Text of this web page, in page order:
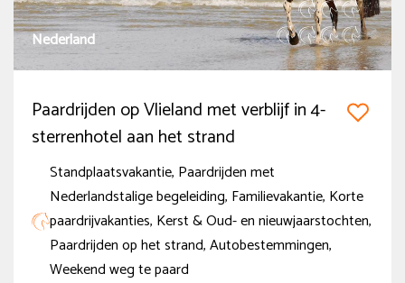
Nederland
Paardrijden op Vlieland met verblijf in 4-
sterrenhotel aan het strand
Standplaatsvakantie, Paardrijden met
Nederlandstalige begeleiding, Familievakantie, Korte
paardrijvakanties, Kerst & Oud- en nieuwjaarstochten,
Paardrijden op het strand, Autobestemmingen,
Weekend weg te paard